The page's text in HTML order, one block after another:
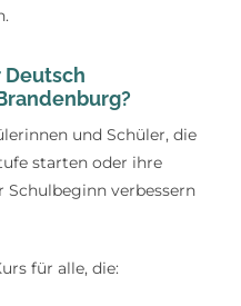
Deutsch
und Schüler, die
starten oder ihre
Schulbeginn verbessern
für alle, die: